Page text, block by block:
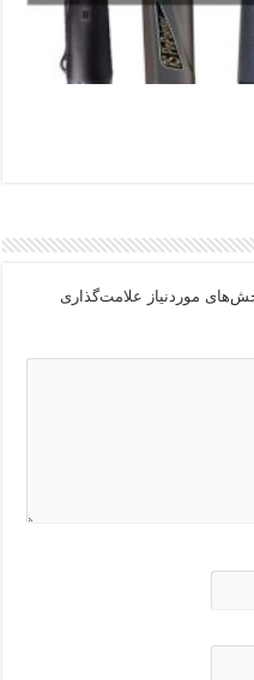
موردنیاز علامت‌گذاری